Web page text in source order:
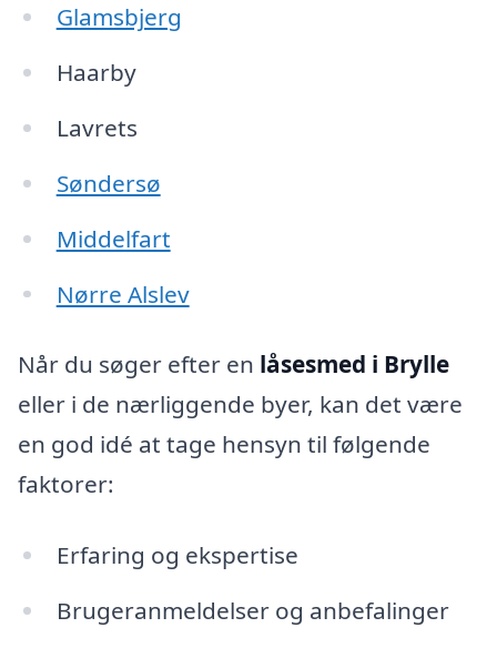
Glamsbjerg
Haarby
Lavrets
Søndersø
Middelfart
Nørre Alslev
Når du søger efter en låsesmed i Brylle
eller i de nærliggende byer, kan det være
en god idé at tage hensyn til følgende
faktorer:
Erfaring og ekspertise
Brugeranmeldelser og anbefalinger